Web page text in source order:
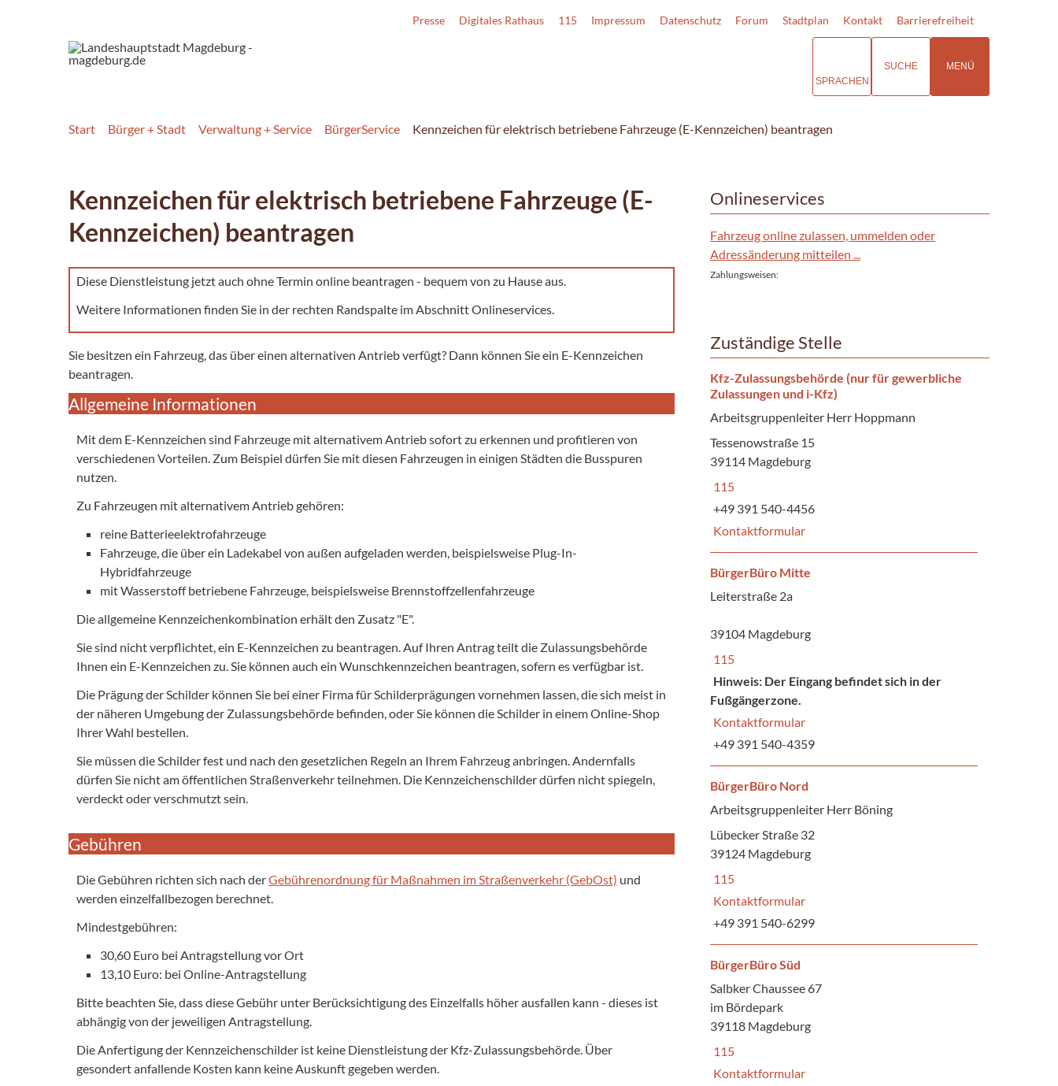
Presse Digitales Rathaus 115 Impressum Datenschutz Forum Stadtplan Kontakt Barrierefreiheit
SPRACHEN
SUCHE MENÜ
Start Bürger + Stadt Verwaltung + Service BürgerService Kennzeichen für elektrisch betriebene Fahrzeuge (E-Kennzeichen) beantragen
Kennzeichen für elektrisch betriebene Fahrzeuge (E-
Kennzeichen) beantragen
Diese Dienstleistung jetzt auch ohne Termin online beantragen - bequem von zu Hause aus.
Weitere Informationen finden Sie in der rechten Randspalte im Abschnitt Onlineservices.
Sie besitzen ein Fahrzeug, das über einen alternativen Antrieb verfügt? Dann können Sie ein E-Kennzeichen
beantragen.
Allgemeine Informationen
Mit dem E-Kennzeichen sind Fahrzeuge mit alternativem Antrieb sofort zu erkennen und profitieren von
verschiedenen Vorteilen. Zum Beispiel dürfen Sie mit diesen Fahrzeugen in einigen Städten die Busspuren
nutzen.
Zu Fahrzeugen mit alternativem Antrieb gehören:
reine Batterieelektrofahrzeuge
Fahrzeuge, die über ein Ladekabel von außen aufgeladen werden, beispielsweise Plug-In-
Hybridfahrzeuge
mit Wasserstoff betriebene Fahrzeuge, beispielsweise Brennstoffzellenfahrzeuge
Die allgemeine Kennzeichenkombination erhält den Zusatz "E".
Sie sind nicht verpflichtet, ein E-Kennzeichen zu beantragen. Auf Ihren Antrag teilt die Zulassungsbehörde
Ihnen ein E-Kennzeichen zu. Sie können auch ein Wunschkennzeichen beantragen, sofern es verfügbar ist.
Die Prägung der Schilder können Sie bei einer Firma für Schilderprägungen vornehmen lassen, die sich meist in
der näheren Umgebung der Zulassungsbehörde befinden, oder Sie können die Schilder in einem Online-Shop
Ihrer Wahl bestellen.
Sie müssen die Schilder fest und nach den gesetzlichen Regeln an Ihrem Fahrzeug anbringen. Andernfalls
dürfen Sie nicht am öffentlichen Straßenverkehr teilnehmen. Die Kennzeichenschilder dürfen nicht spiegeln,
verdeckt oder verschmutzt sein.
Gebühren
Die Gebühren richten sich nach derGebührenordnung für Maßnahmen im Straßenverkehr (GebOst) und
werden einzelfallbezogen berechnet.
Mindestgebühren:
30,60 Euro bei Antragstellung vor Ort
13,10 Euro: bei Online-Antragstellung
Bitte beachten Sie, dass diese Gebühr unter Berücksichtigung des Einzelfalls höher ausfallen kann - dieses ist
abhängig von der jeweiligen Antragstellung.
Die Anfertigung der Kennzeichenschilder ist keine Dienstleistung der Kfz-Zulassungsbehörde. Über
gesondert anfallende Kosten kann keine Auskunft gegeben werden.
Onlineservices
Fahrzeug online zulassen, ummelden oder
Adressänderung mitteilen ...
Zahlungsweisen:
Zuständige Stelle
Kfz-Zulassungsbehörde (nur für gewerbliche
Zulassungen und i-Kfz)
Arbeitsgruppenleiter Herr Hoppmann
Tessenowstraße 15
39114 Magdeburg
115
+49 391 540-4456
Kontaktformular
BürgerBüro Mitte
Leiterstraße 2a
39104 Magdeburg
115
Hinweis: Der Eingang befindet sich in der
Fußgängerzone.
Kontaktformular
+49 391 540-4359
BürgerBüro Nord
Arbeitsgruppenleiter Herr Böning
Lübecker Straße 32
39124 Magdeburg
115
Kontaktformular
+49 391 540-6299
BürgerBüro Süd
Salbker Chaussee 67
im Bördepark
39118 Magdeburg
115
Kontaktformular